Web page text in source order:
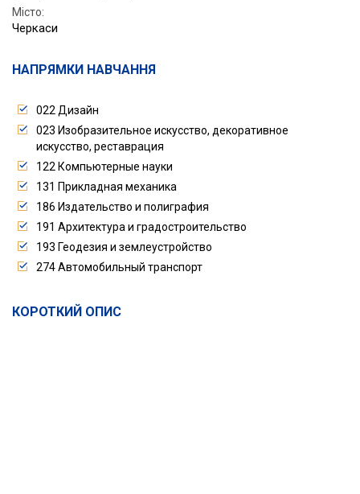
Місто:
Черкаси
НАПРЯМКИ НАВЧАННЯ
022 Дизайн
023 Изобразительное искусство, декоративное
искусство, реставрация
122 Компьютерные науки
131 Прикладная механика
186 Издательство и полиграфия
191 Архитектура и градостроительство
193 Геодезия и землеустройство
274 Автомобильный транспорт
КОРОТКИЙ ОПИС